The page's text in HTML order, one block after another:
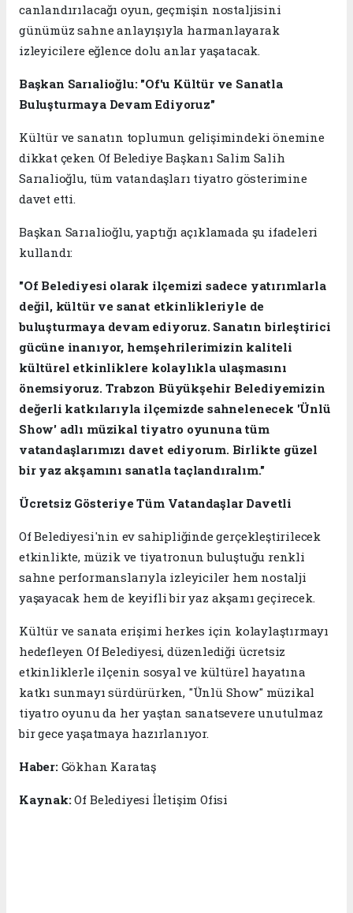
canlandırılacağı oyun, geçmişin nostaljisini
günümüz sahne anlayışıyla harmanlayarak
izleyicilere eğlence dolu anlar yaşatacak.
Başkan Sarıalioğlu: "Of'u Kültür ve Sanatla
Buluşturmaya Devam Ediyoruz"
Kültür ve sanatın toplumun gelişimindeki önemine
dikkat çeken Of Belediye Başkanı Salim Salih
Sarıalioğlu, tüm vatandaşları tiyatro gösterimine
davet etti.
Başkan Sarıalioğlu, yaptığı açıklamada şu ifadeleri
kullandı:
"Of Belediyesi olarak ilçemizi sadece yatırımlarla
değil, kültür ve sanat etkinlikleriyle de
buluşturmaya devam ediyoruz. Sanatın birleştirici
gücüne inanıyor, hemşehrilerimizin kaliteli
kültürel etkinliklere kolaylıkla ulaşmasını
önemsiyoruz. Trabzon Büyükşehir Belediyemizin
değerli katkılarıyla ilçemizde sahnelenecek 'Ünlü
Show' adlı müzikal tiyatro oyununa tüm
vatandaşlarımızı davet ediyorum. Birlikte güzel
bir yaz akşamını sanatla taçlandıralım."
Ücretsiz Gösteriye Tüm Vatandaşlar Davetli
Of Belediyesi'nin ev sahipliğinde gerçekleştirilecek
etkinlikte, müzik ve tiyatronun buluştuğu renkli
sahne performanslarıyla izleyiciler hem nostalji
yaşayacak hem de keyifli bir yaz akşamı geçirecek.
Kültür ve sanata erişimi herkes için kolaylaştırmayı
hedefleyen Of Belediyesi, düzenlediği ücretsiz
etkinliklerle ilçenin sosyal ve kültürel hayatına
katkı sunmayı sürdürürken, "Ünlü Show" müzikal
tiyatro oyunu da her yaştan sanatsevere unutulmaz
bir gece yaşatmaya hazırlanıyor.
Haber:Gökhan Karataş
Kaynak:Of Belediyesi İletişim Ofisi